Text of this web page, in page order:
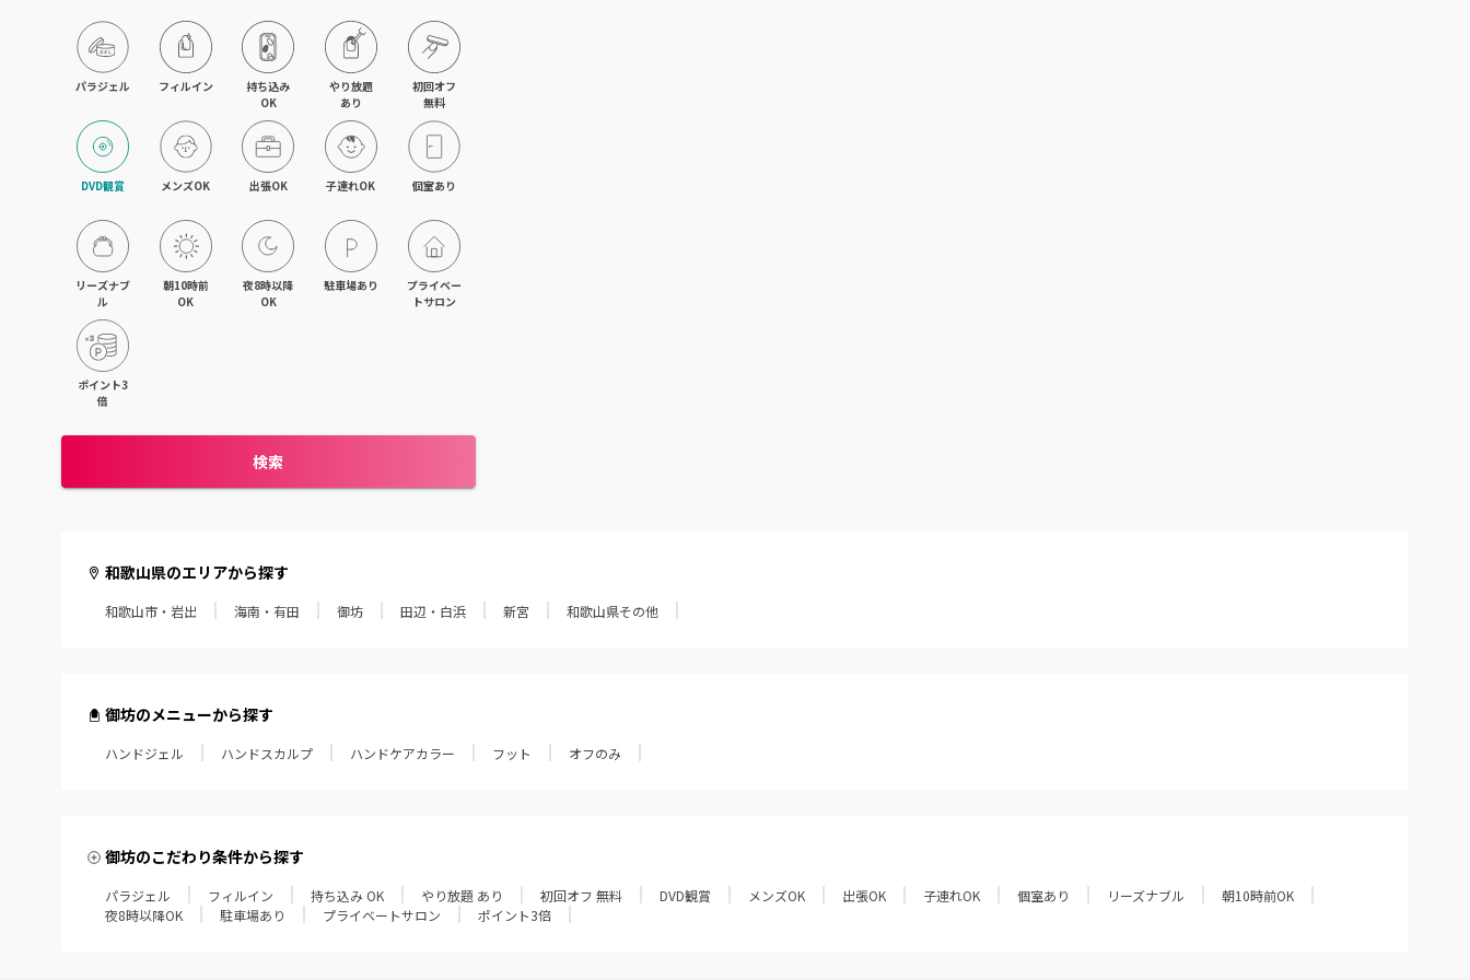
パラジェル フィルイン
持ち込み
OK
やり放題
あり
初回オフ
無料
DVD観賞 メンズOK 出張OK 子連れOK 個室あり
リーズナブ
ル
朝10時前
OK
夜8時以降
OK
駐車場あり
プライベー
トサロン
ポイント3
倍
検索
和歌山県のエリアから探す
和歌山市・岩出 海南・有田 御坊 田辺・白浜 新宮 和歌山県その他
御坊のメニューから探す
ハンドジェル ハンドスカルプ ハンドケアカラー フット オフのみ
御坊のこだわり条件から探す
パラジェル フィルイン 持ち込み OK やり放題 あり 初回オフ 無料 DVD観賞 メンズOK 出張OK 子連れOK 個室あり リーズナブル
朝10時前OK
夜8時以降OK
駐車場あり プライベートサロン ポイント3倍